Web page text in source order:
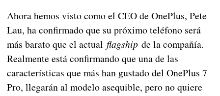
Ahora hemos visto como el CEO de OnePlus, Pete
Lau, ha confirmado que su próximo teléfono será
más barato que el actual flagship de la compañía.
Realmente está confirmando que una de las
características que más han gustado del OnePlus 7
Pro, llegarán al modelo asequible, pero no quiere